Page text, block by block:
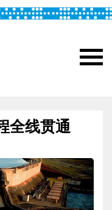
全线贯通